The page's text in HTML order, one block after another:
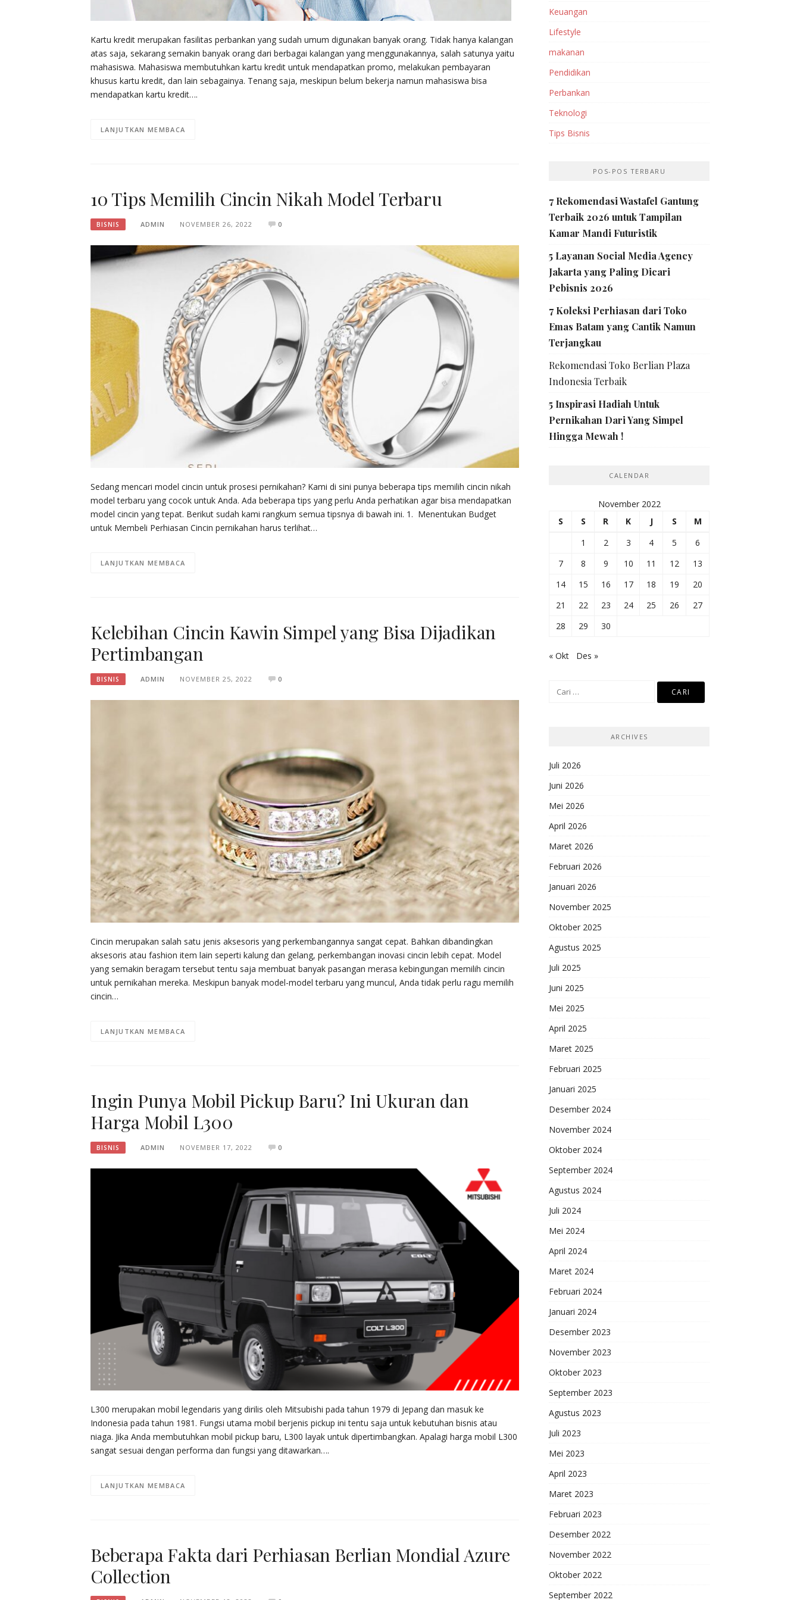
Kartu kredit merupakan fasilitas perbankan yang sudah umum digunakan banyak orang. Tidak hanya kalangan
atas saja, sekarang semakin banyak orang dari berbagai kalangan yang menggunakannya, salah satunya yaitu
mahasiswa. Mahasiswa membutuhkan kartu kredit untuk mendapatkan promo, melakukan pembayaran
khusus kartu kredit, dan lain sebagainya. Tenang saja, meskipun belum bekerja namun mahasiswa bisa
mendapatkan kartu kredit….
LANJUTKAN MEMBACA
10 Tips Memilih Cincin Nikah Model Terbaru
BISNIS ADMIN NOVEMBER 26, 2022 0
Sedang mencari model cincin untuk prosesi pernikahan? Kami di sini punya beberapa tips memilih cincin nikah
model terbaru yang cocok untuk Anda. Ada beberapa tips yang perlu Anda perhatikan agar bisa mendapatkan
model cincin yang tepat. Berikut sudah kami rangkum semua tipsnya di bawah ini. 1. Menentukan Budget
untuk Membeli Perhiasan Cincin pernikahan harus terlihat…
LANJUTKAN MEMBACA
Kelebihan Cincin Kawin Simpel yang Bisa Dijadikan
Pertimbangan
BISNIS ADMIN NOVEMBER 25, 2022 0
Cincin merupakan salah satu jenis aksesoris yang perkembangannya sangat cepat. Bahkan dibandingkan
aksesoris atau fashion item lain seperti kalung dan gelang, perkembangan inovasi cincin lebih cepat. Model
yang semakin beragam tersebut tentu saja membuat banyak pasangan merasa kebingungan memilih cincin
untuk pernikahan mereka. Meskipun banyak model-model terbaru yang muncul, Anda tidak perlu ragu memilih
cincin…
LANJUTKAN MEMBACA
Ingin Punya Mobil Pickup Baru? Ini Ukuran dan
Harga Mobil L300
BISNIS ADMIN NOVEMBER 17, 2022 0
L300 merupakan mobil legendaris yang dirilis oleh Mitsubishi pada tahun 1979 di Jepang dan masuk ke
Indonesia pada tahun 1981. Fungsi utama mobil berjenis pickup ini tentu saja untuk kebutuhan bisnis atau
niaga. Jika Anda membutuhkan mobil pickup baru, L300 layak untuk dipertimbangkan. Apalagi harga mobil L300
sangat sesuai dengan performa dan fungsi yang ditawarkan….
LANJUTKAN MEMBACA
Beberapa Fakta dari Perhiasan Berlian Mondial Azure
Collection
Keuangan
Lifestyle
makanan
Pendidikan
Perbankan‎
Teknologi
Tips Bisnis
POS-POS TERBARU
7 Rekomendasi Wastafel Gantung
Terbaik 2026 untuk Tampilan
Kamar Mandi Futuristik
5 Layanan Social Media Agency
Jakarta yang Paling Dicari
Pebisnis 2026
7 Koleksi Perhiasan dari Toko
Emas Batam yang Cantik Namun
Terjangkau
Rekomendasi Toko Berlian Plaza
Indonesia Terbaik
5 Inspirasi Hadiah Untuk
Pernikahan Dari Yang Simpel
Hingga Mewah !
CALENDAR
November 2022
S
S R K J S
M
1
2 3 4 5
6
7
8 9 10 11 12
13
14
15 16 17 18 19
20
21
22 23 24 25 26
27
28
29 30
« Okt Des »
Cari
ARCHIVES
Juli 2026
Juni 2026
Mei 2026
April 2026
Maret 2026
Februari 2026
Januari 2026
November 2025
Oktober 2025
Agustus 2025
Juli 2025
Juni 2025
Mei 2025
April 2025
Maret 2025
Februari 2025
Januari 2025
Desember 2024
November 2024
Oktober 2024
September 2024
Agustus 2024
Juli 2024
Mei 2024
April 2024
Maret 2024
Februari 2024
Januari 2024
Desember 2023
November 2023
Oktober 2023
September 2023
Agustus 2023
Juli 2023
Mei 2023
April 2023
Maret 2023
Februari 2023
Desember 2022
November 2022
Oktober 2022
September 2022